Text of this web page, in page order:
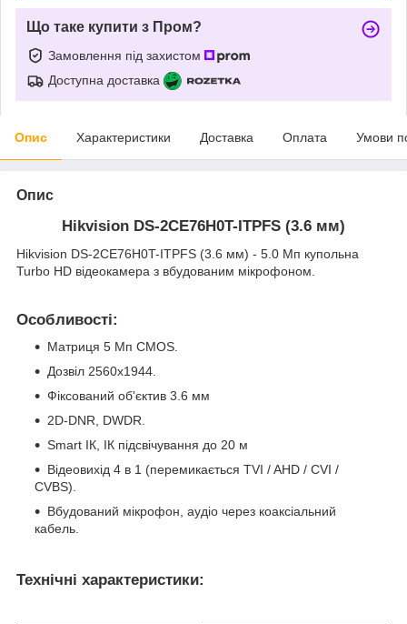
Що таке купити з Пром?
Замовлення під захистом
Доступна доставка
Опис Характеристики Доставка Оплата Умови
Опис
Hikvision DS-2CE76H0T-ITPFS (3.6 мм)
Hikvision DS-2CE76H0T-ITPFS (3.6 мм) - 5.0 Мп купольна
Turbo HD відеокамера з вбудованим мікрофоном.
Особливості:
Матриця 5 Мп CMOS.
Дозвіл 2560х1944.
Фіксований об'єктив 3.6 мм
2D-DNR, DWDR.
Smart ІК, ІК підсвічування до 20 м
Відеовихід 4 в 1 (перемикається TVI / AHD / CVI /
CVBS).
Вбудований мікрофон, аудіо через коаксіальний
кабель.
Технічні характеристики: